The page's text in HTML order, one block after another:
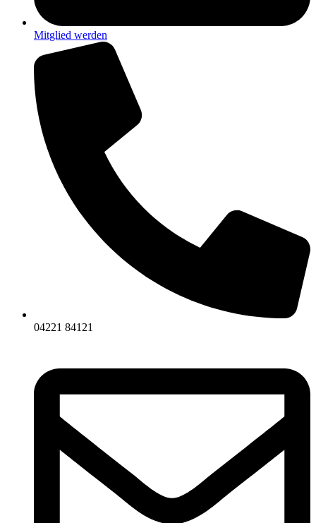
Mitglied werden
04221 84121